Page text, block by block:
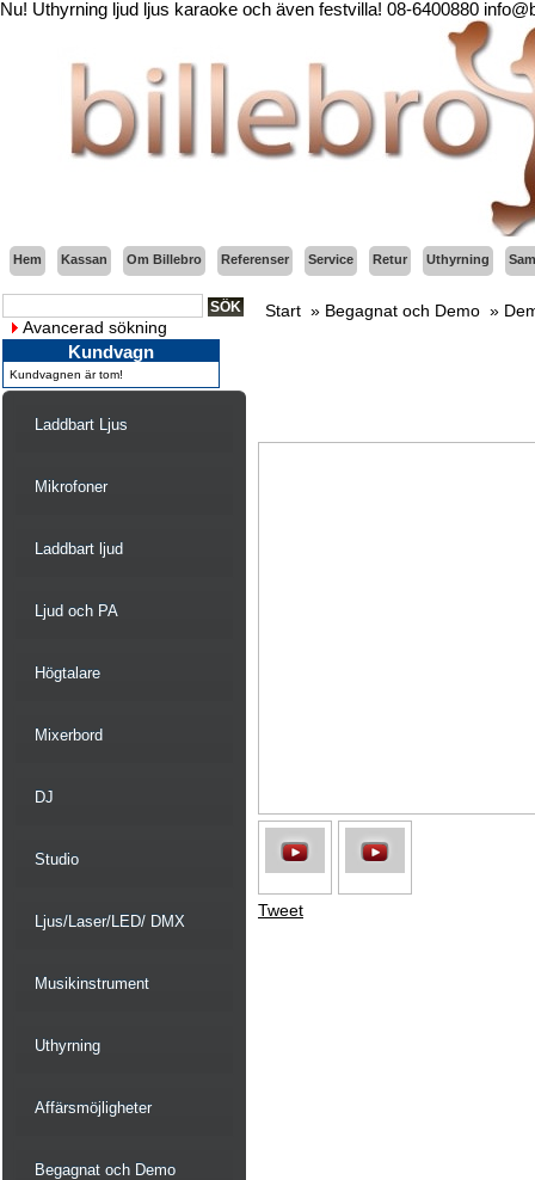
Nu! Uthyrning ljud ljus karaoke och även festvilla! 08-6400880
Hem Kassan Om Billebro Referenser Service Retur Uthyrning
Avancerad sökning
Kundvagn
Kundvagnen är tom!
Laddbart Ljus
Mikrofoner
Laddbart ljud
Ljud och PA
Högtalare
Mixerbord
DJ
Studio
Ljus/Laser/LED/ DMX
Musikinstrument
Uthyrning
Affärsmöjligheter
Begagnat och Demo
Start » Begagnat och Demo »
Tweet